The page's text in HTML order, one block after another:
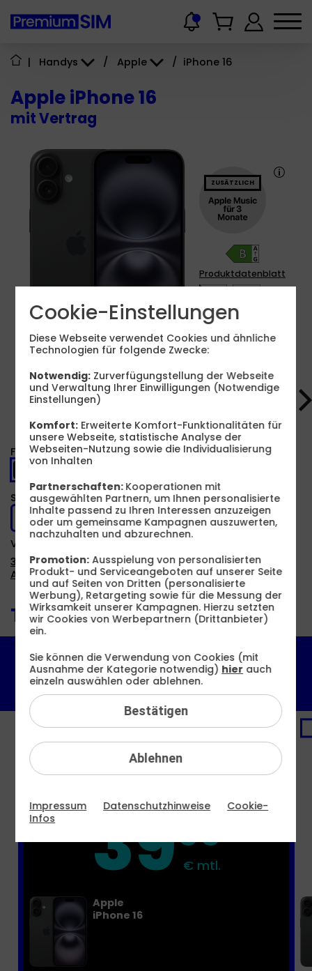
| Handys / Apple / iPhone 16
Apple iPhone 16
mit Vertrag
ZUSÄTZLICH
Produktdatenblatt
Produkt- und Sicherheitsinformationen
Farbe -Schwarz
Speicher -128 GB
128 GB
Verfügbarkeit -
3 Monate Apple Music zusätzlich
Auf Wunsch Handyversicherung ab 3,99 €
Tarif auswählen:
6 GB
34,99 €
12 GB
36,99 €
16 GB
39,99 €
60 GB
PREMIUM-DEAL
16 GB
3999
€ mtl.
Apple
iPhone 16
Cookie-Einstellungen
Diese Webseite verwendet Cookies und ähnliche
Technologien für folgende Zwecke:
Notwendig: Zurverfügungstellung der Webseite
und Verwaltung Ihrer Einwilligungen (Notwendige
Einstellungen)
Komfort: Erweiterte Komfort-Funktionalitäten für
unsere Webseite, statistische Analyse der
Webseiten-Nutzung sowie die Individualisierung
von Inhalten
Partnerschaften: Kooperationen mit
ausgewählten Partnern, um Ihnen personalisierte
Inhalte passend zu Ihren Interessen anzuzeigen
oder um gemeinsame Kampagnen auszuwerten,
nachzuhalten und abzurechnen.
Promotion: Ausspielung von personalisierten
Produkt- und Serviceangeboten auf unserer Seite
und auf Seiten von Dritten (personalisierte
Werbung), Retargeting sowie für die Messung der
Wirksamkeit unserer Kampagnen. Hierzu setzten
wir Cookies von Werbepartnern (Drittanbieter)
ein.
Ablehnen
Sie können die Verwendung von Cookies (mit
Ausnahme der Kategorie notwendig) hier auch
einzeln auswählen oder ablehnen.
Bestätigen
Impressum Datenschutzhinweise
Cookie-
Infos